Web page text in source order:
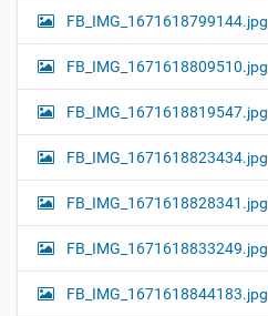
FB_IMG_1671618799144.jpg
FB_IMG_1671618809510.jpg
FB_IMG_1671618819547.jpg
FB_IMG_1671618823434.jpg
FB_IMG_1671618828341.jpg
FB_IMG_1671618833249.jpg
FB_IMG_1671618844183.jpg